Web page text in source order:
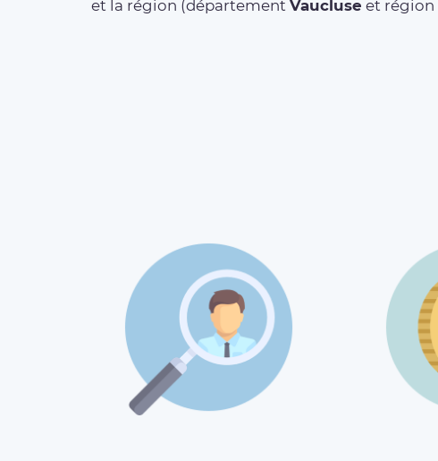
et la région (département Vaucluse et région